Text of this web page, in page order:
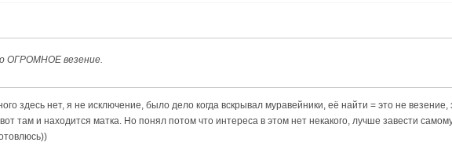
ОГРОМНОЕ везение.
здесь нет, я не исключение, было дело когда вскрывал муравейники, её найти = это не везение,
там и находится матка. Но понял потом что интереса в этом нет некакого, лучше завести